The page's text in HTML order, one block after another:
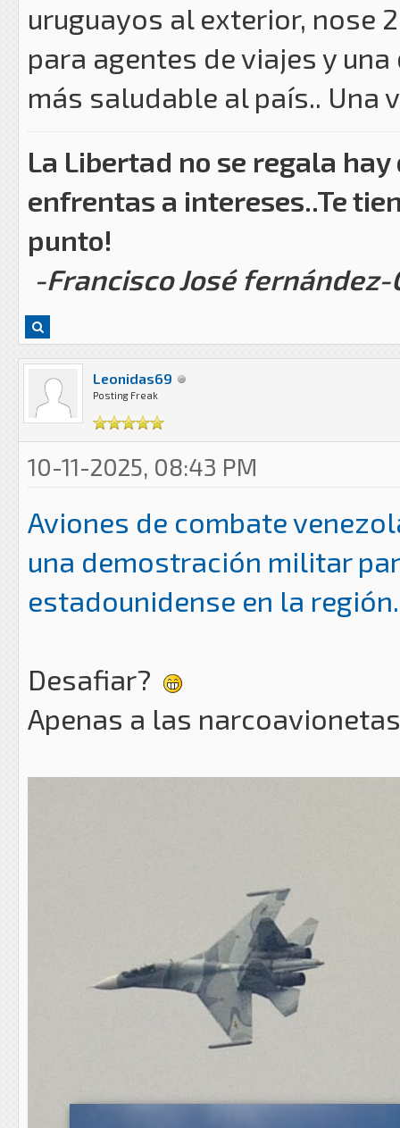
uruguayos al exterior, nose
para agentes de viajes y
más saludable al país.. Una
La Libertad no se regala
enfrentas a intereses..Te
punto!
-Francisco José
Leonidas69
Posting Freak
10-11-2025, 08:43 PM
Aviones de combate
una demostración militar
estadounidense en la región.
Desafiar?
Apenas a las